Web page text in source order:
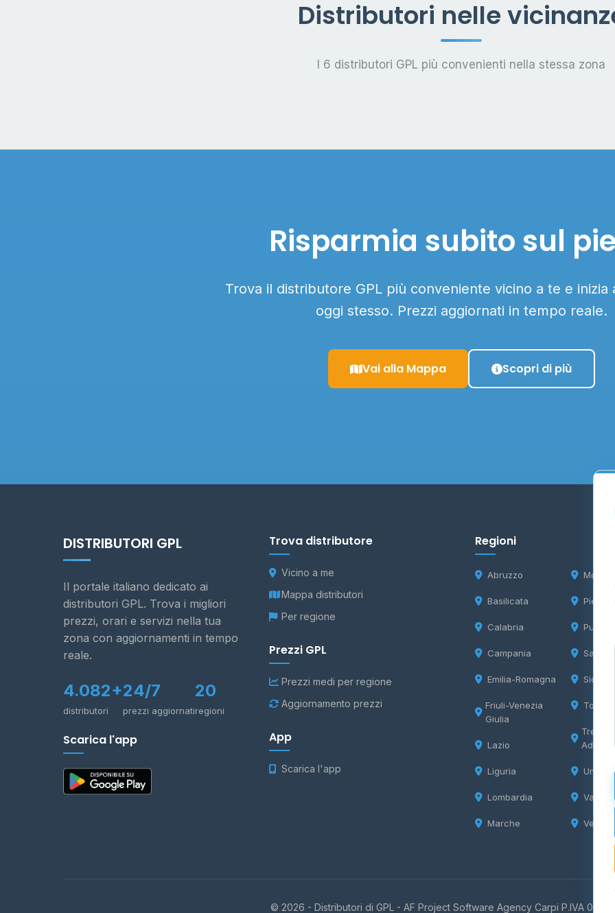
Distributori nelle
I 6 distributori GPL più convenienti nella stessa zona
Risparmia subito sul
Trova il distributore GPL più conveniente vicino a te e inizia
oggi stesso. Prezzi aggiornati in tempo reale.
Vai alla Mappa Scopri di più
DISTRIBUTORI GPL
Il portale italiano dedicato ai
distributori GPL. Trova i migliori
prezzi, orari e servizi nella tua
zona con aggiornamenti in tempo
reale.
4.082+
distributori
24/7
prezzi aggiornati
20
regioni
Scarica l'app
Trova distributore
Vicino a me
Mappa distributori
Per regione
Prezzi GPL
Prezzi medi per regione
Aggiornamento prezzi
App
Scarica l'app
Regioni
Abruzzo
Basilicata
Calabria
Campania
Emilia-Romagna
Friuli-Venezia
Giulia
Lazio
Liguria
Lombardia
Marche
Molise
Puglia
Sicilia
Toscana
Adige
Umbria
Valle
Veneto
© 2026 - Distributori di GPL - AF Project Software Agency Carpi P.IVA